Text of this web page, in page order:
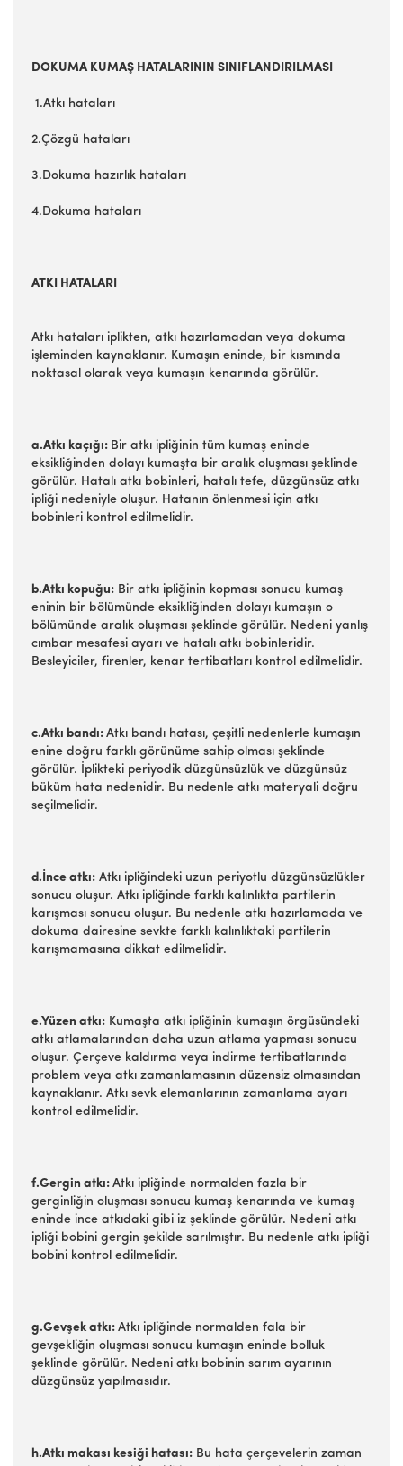
DOKUMA KUMAŞ HATALARININ SINIFLANDIRILMASI
1.Atkı hataları
2.Çözgü hataları
3.Dokuma hazırlık hataları
4.Dokuma hataları
ATKI HATALARI
Atkı hataları iplikten, atkı hazırlamadan veya dokuma
işleminden kaynaklanır. Kumaşın eninde, bir kısmında
noktasal olarak veya kumaşın kenarında görülür.
a.Atkı kaçığı: Bir atkı ipliğinin tüm kumaş eninde
eksikliğinden dolayı kumaşta bir aralık oluşması şeklinde
görülür. Hatalı atkı bobinleri, hatalı tefe, düzgünsüz atkı
ipliği nedeniyle oluşur. Hatanın önlenmesi için atkı
bobinleri kontrol edilmelidir.
b.Atkı kopuğu: Bir atkı ipliğinin kopması sonucu kumaş
eninin bir bölümünde eksikliğinden dolayı kumaşın o
bölümünde aralık oluşması şeklinde görülür. Nedeni yanlış
cımbar mesafesi ayarı ve hatalı atkı bobinleridir.
Besleyiciler, firenler, kenar tertibatları kontrol edilmelidir.
c.Atkı bandı: Atkı bandı hatası, çeşitli nedenlerle kumaşın
enine doğru farklı görünüme sahip olması şeklinde
görülür. İplikteki periyodik düzgünsüzlük ve düzgünsüz
büküm hata nedenidir. Bu nedenle atkı materyali doğru
seçilmelidir.
d.İnce atkı: Atkı ipliğindeki uzun periyotlu düzgünsüzlükler
sonucu oluşur. Atkı ipliğinde farklı kalınlıkta partilerin
karışması sonucu oluşur. Bu nedenle atkı hazırlamada ve
dokuma dairesine sevkte farklı kalınlıktaki partilerin
karışmamasına dikkat edilmelidir.
e.Yüzen atkı: Kumaşta atkı ipliğinin kumaşın örgüsündeki
atkı atlamalarından daha uzun atlama yapması sonucu
oluşur. Çerçeve kaldırma veya indirme tertibatlarında
problem veya atkı zamanlamasının düzensiz olmasından
kaynaklanır. Atkı sevk elemanlarının zamanlama ayarı
kontrol edilmelidir.
f.Gergin atkı: Atkı ipliğinde normalden fazla bir
gerginliğin oluşması sonucu kumaş kenarında ve kumaş
eninde ince atkıdaki gibi iz şeklinde görülür. Nedeni atkı
ipliği bobini gergin şekilde sarılmıştır. Bu nedenle atkı ipliği
bobini kontrol edilmelidir.
g.Gevşek atkı: Atkı ipliğinde normalden fala bir
gevşekliğin oluşması sonucu kumaşın eninde bolluk
şeklinde görülür. Nedeni atkı bobinin sarım ayarının
düzgünsüz yapılmasıdır.
h.Atkı makası kesiği hatası: Bu hata çerçevelerin zaman